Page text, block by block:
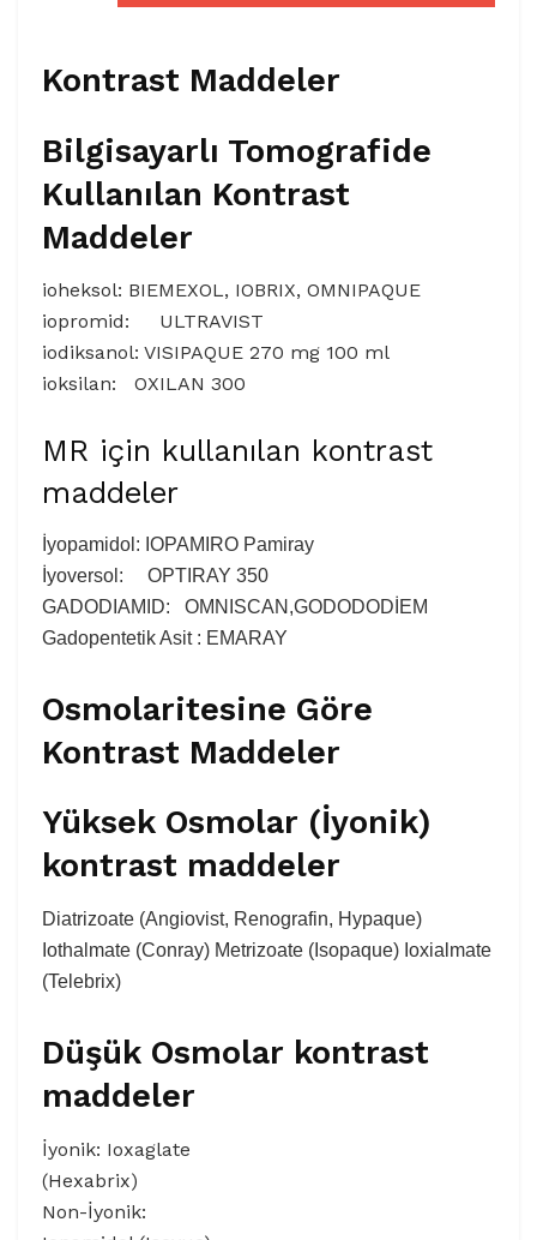
Kontrast Maddeler
Bilgisayarlı Tomografide
Kullanılan Kontrast
Maddeler
ioheksol: BIEMEXOL, IOBRIX, OMNIPAQUE
iopromid: ULTRAVIST
iodiksanol: VISIPAQUE 270 mg 100 ml
ioksilan: OXILAN 300
MR için kullanılan kontrast
maddeler
İyopamidol: IOPAMIRO Pamiray
İyoversol: OPTIRAY 350
GADODIAMID: OMNISCAN,GODODODİEM
Gadopentetik Asit : EMARAY
Osmolaritesine Göre
Kontrast Maddeler
Yüksek Osmolar (İyonik)
kontrast maddeler
Diatrizoate (Angiovist, Renografin, Hypaque)
Iothalmate (Conray) Metrizoate (Isopaque) Ioxialmate
(Telebrix)
Düşük Osmolar kontrast
maddeler
İyonik: Ioxaglate
(Hexabrix)
Non-İyonik: